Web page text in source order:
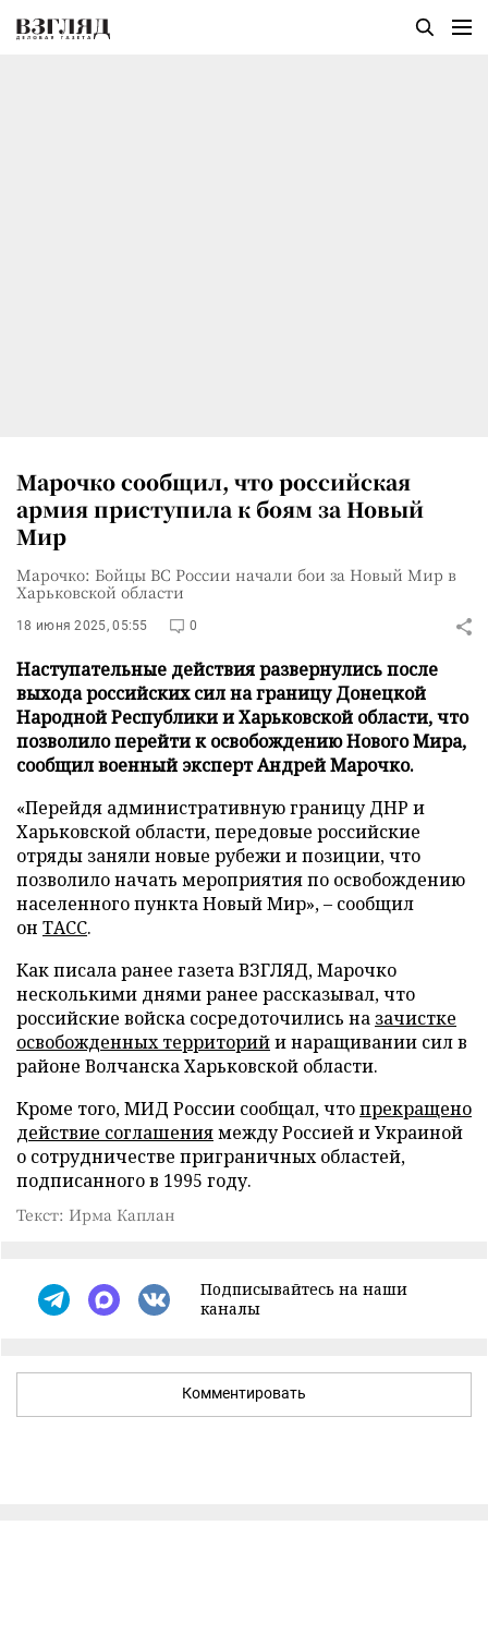
Марочко сообщил, что российская
армия приступила к боям за Новый
Мир
Марочко: Бойцы ВС России начали бои за Новый Мир в
Харьковской области
18 июня 2025, 05:55 0
Наступательные действия развернулись после
выхода российских сил на границу Донецкой
Народной Республики и Харьковской области, что
позволило перейти к освобождению Нового Мира,
сообщил военный эксперт Андрей Марочко.
«Перейдя административную границу ДНР и
Харьковской области, передовые российские
отряды заняли новые рубежи и позиции, что
позволило начать мероприятия по освобождению
населенного пункта Новый Мир», – сообщил
он ТАСС.
Как писала ранее газета ВЗГЛЯД, Марочко
несколькими днями ранее рассказывал, что
российские войска сосредоточились на зачистке
освобожденных территорийи наращивании сил в
районе Волчанска Харьковской области.
Кроме того, МИД России сообщал, чтопрекращено
действие соглашениямежду Россией и Украиной
о сотрудничестве приграничных областей,
подписанного в 1995 году.
Текст: Ирма Каплан
Подписывайтесь на наши
каналы
Комментировать